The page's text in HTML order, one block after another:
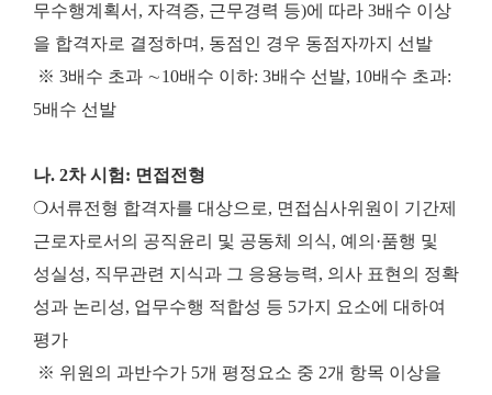
무수행계획서, 자격증, 근무경력 등)에 따라 3배수 이상
을 합격자로 결정하며, 동점인 경우 동점자까지 선발
※ 3배수 초과 ∼10배수 이하: 3배수 선발, 10배수 초과:
5배수 선발
나. 2차 시험: 면접전형
❍서류전형 합격자를 대상으로, 면접심사위원이 기간제
근로자로서의 공직윤리 및 공동체 의식, 예의·품행 및
성실성, 직무관련 지식과 그 응용능력, 의사 표현의 정확
성과 논리성, 업무수행 적합성 등 5가지 요소에 대하여
평가
※ 위원의 과반수가 5개 평정요소 중 2개 항목 이상을